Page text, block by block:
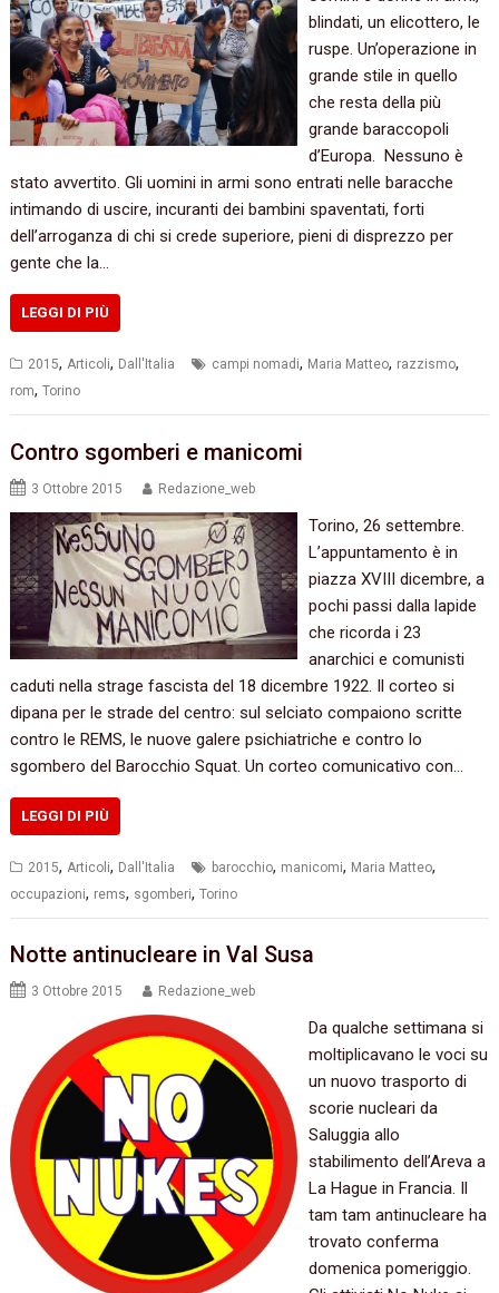
‬blindati,‭ ‬un elicottero,‭ ‬le
ruspe.‭ ‬Un’operazione in
grande stile in quello
che resta della più
grande baraccopoli
d’Europa.‭ ‬ Nessuno è
stato avvertito.‭ ‬Gli uomini in armi sono entrati nelle baracche
intimando di uscire,‭ ‬incuranti dei bambini spaventati,‭ ‬forti
dell’arroganza di chi si crede superiore,‭ ‬pieni di disprezzo per
gente che la…
LEGGI DI PIÙ
2015,Articoli, Dall'Italia campi nomadi, Maria Matteo, razzismo,
rom,Torino
Contro sgomberi e manicomi
3 Ottobre 2015 Redazione_web
Torino,‭ ‬26‭ ‬settembre.‭
‬L’appuntamento è in
piazza XVIII dicembre,‭ ‬a
pochi passi dalla lapide
che ricorda i‭ ‬23‭
‬anarchici e comunisti
caduti nella strage fascista del‭ ‬18‭ ‬dicembre‭ ‬1922.‭ ‬Il‭ ‬corteo si
dipana per le strade del centro: sul selciato compaiono scritte
contro le REMS, le nuove galere psichiatriche e contro lo
sgombero del Barocchio Squat. Un corteo comunicativo con…
LEGGI DI PIÙ
2015, Articoli, Dall'Italia barocchio, manicomi, Maria Matteo,
occupazioni, rems, sgomberi,Torino
Notte antinucleare in Val Susa‭
3 Ottobre 2015 Redazione_web
‬Da qualche settimana si
moltiplicavano le voci su
un nuovo trasporto di
scorie nucleari da
Saluggia allo
stabilimento dell’Areva a
La Hague in Francia.‭ ‬Il
tam tam antinucleare ha
trovato conferma
domenica pomeriggio.‭